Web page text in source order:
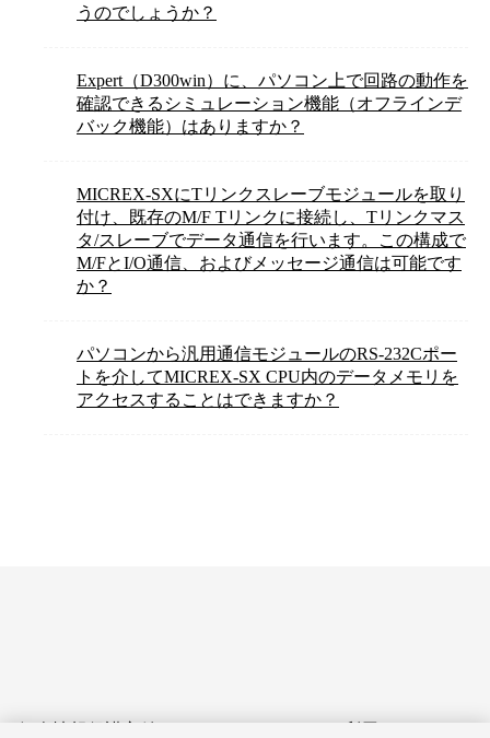
うのでしょうか？
Expert（D300win）に、パソコン上で回路の動作を
確認できるシミュレーション機能（オフラインデ
バック機能）はありますか？
MICREX-SXにTリンクスレーブモジュールを取り
付け、既存のM/F Tリンクに接続し、Tリンクマス
タ/スレーブでデータ通信を行います。この構成で
M/FとI/O通信、およびメッセージ通信は可能です
か？
パソコンから汎用通信モジュールのRS-232Cポー
トを介してMICREX-SX CPU内のデータメモリを
アクセスすることはできますか？